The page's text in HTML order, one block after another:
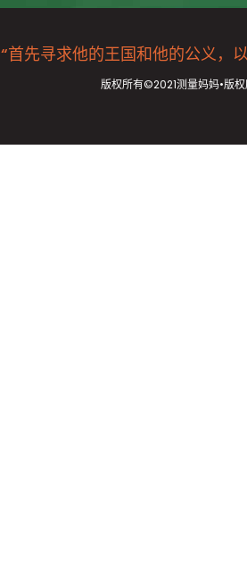
“首先寻求他的王国和他的公义
版权所有©2021测量妈妈•版权